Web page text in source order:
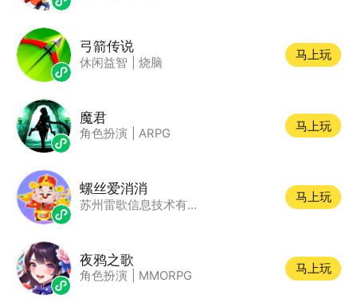
弓箭传说
休闲益智 烧脑
马上玩
魔君
角色扮演 ARPG
马上玩
螺丝爱消消
苏州雷歌信息技术有限公司
马上玩
夜鸦之歌
角色扮演 MMORPG
马上玩